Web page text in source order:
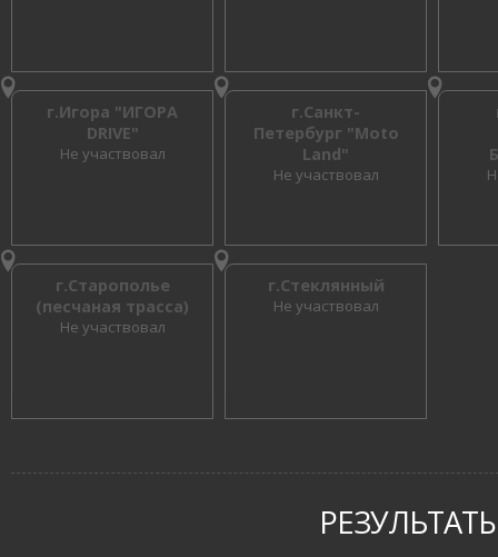
г.Игора "ИГОРА
DRIVE"
Не участвовал
г.Санкт-
Петербург "Moto
Land"
Не участвовал
г.Старополье
(песчаная трасса)
Не участвовал
г.Стеклянный
Не участвовал